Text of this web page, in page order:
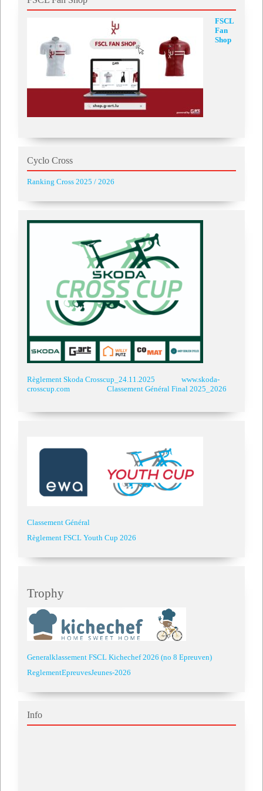
FSCL
Fan
Shop
Cyclo Cross
Ranking Cross 2025 / 2026
Règlement Skoda Crosscup_24.11.2025
www.skoda-
crosscup.com
Classement Général Final 2025_2026
Classement Général
Règlement FSCL Youth Cup 2026
Trophy
Generalklassement FSCL Kichechef 2026 (no 8 Epreuven)
ReglementEpreuvesJeunes-2026
Info